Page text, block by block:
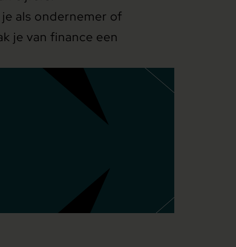
als ondernemer of
je van finance een